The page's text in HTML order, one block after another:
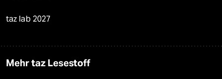
taz lab 2027
Mehr taz Lesestoff